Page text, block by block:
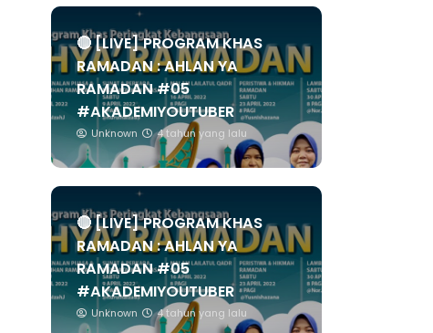
🔴 [LIVE] PROGRAM KHAS
RAMADAN : AHLAN YA
RAMADAN #05
#AKADEMIYOUTUBER
Unknown 4 tahun yang lalu
🔴 [LIVE] PROGRAM KHAS
RAMADAN : AHLAN YA
RAMADAN #05
#AKADEMIYOUTUBER
Unknown 4 tahun yang lalu